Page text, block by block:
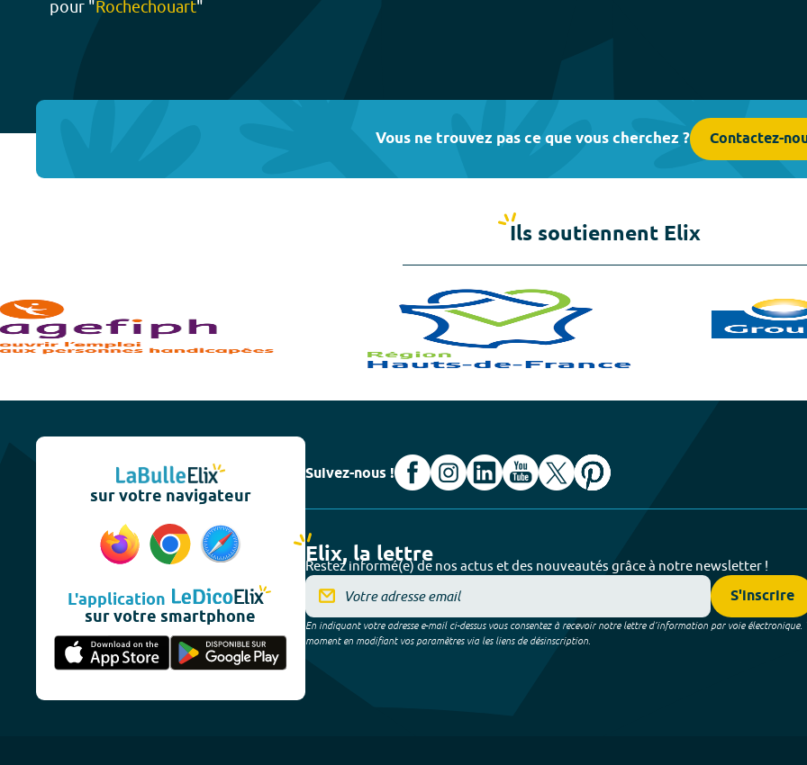
pour "Rochechouart"
Vous ne trouvez pas ce que vous cherchez ? Contactez-
Ils soutiennent Elix
sur votre navigateur
L'application
sur votre smartphone
Suivez-nous !
Elix, la lettre
Restez informé(e) de nos actus et des nouveautés grâce à notre newsletter !
S'inscrire
En indiquant votre adresse e-mail ci-dessus vous consentez à recevoir notre lettre d’information par voie électronique.
moment en modifiant vos paramètres via les liens de désinscription.